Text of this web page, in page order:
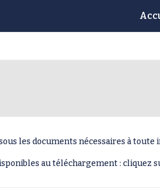
les documents nécessaires à toute
au téléchargement : cliquez